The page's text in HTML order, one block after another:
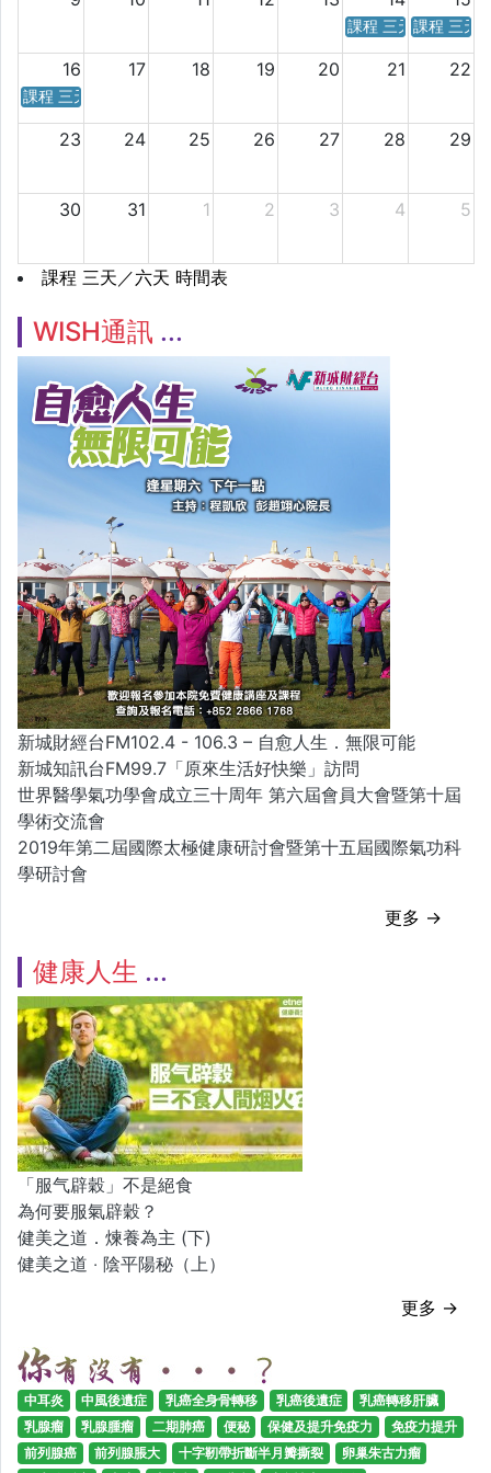
課程 三天／六天 時
課程 三天
16 17 18 19 20 21 22
課程 三天／六天 時間表
23 24 25 26 27 28 29
30 31 1 2 3 4 5
課程 三天／六天 時間表
WISH通訊
新城財經台FM102.4 - 106.3 – 自愈人生．無限可能
新城知訊台FM99.7「原來生活好快樂」訪問
世界醫學氣功學會成立三十周年 第六屆會員大會暨第十屆
學術交流會
2019年第二屆國際太極健康研討會暨第十五屆國際氣功科
學研討會
更多 →
健康人生
「服气辟穀」不是絕食
為何要服氣辟穀？
健美之道．煉養為主 (下)
健美之道 ‧ 陰平陽秘（上）
更多 →
中耳炎 中風後遺症 乳癌全身骨轉移 乳癌後遺症
乳癌轉移肝臟
乳腺瘤
乳腺腫瘤 二期肺癌 便秘 保健及提升免疫力
免疫力提升
前列腺癌
前列腺脹大 十字靭帶折斷半月瓣撕裂
卵巢朱古力瘤